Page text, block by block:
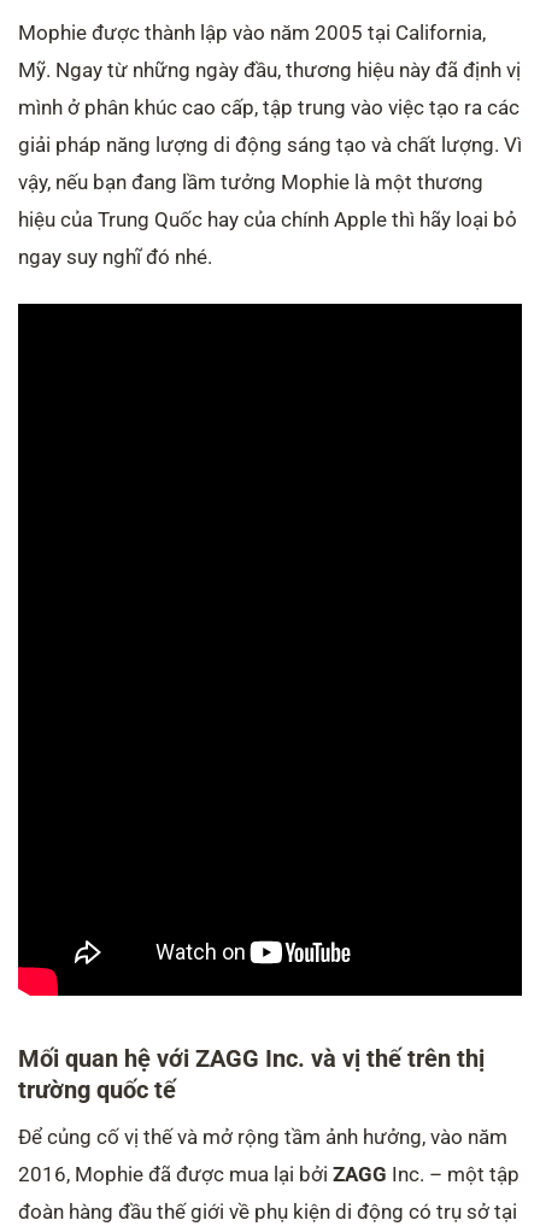
Mophie được thành lập vào năm 2005 tại California,
Mỹ. Ngay từ những ngày đầu, thương hiệu này đã định vị
mình ở phân khúc cao cấp, tập trung vào việc tạo ra các
giải pháp năng lượng di động sáng tạo và chất lượng. Vì
vậy, nếu bạn đang lầm tưởng Mophie là một thương
hiệu của Trung Quốc hay của chính Apple thì hãy loại bỏ
ngay suy nghĩ đó nhé.
Mối quan hệ với ZAGG Inc. và vị thế trên thị
trường quốc tế
Để củng cố vị thế và mở rộng tầm ảnh hưởng, vào năm
2016, Mophie đã được mua lại bởi ZAGG Inc. – một tập
đoàn hàng đầu thế giới về phụ kiện di động có trụ sở tại